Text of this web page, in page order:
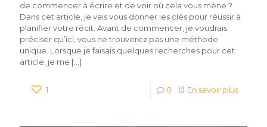
de commencer à écrire et de voir où cela vous mène ?
Dans cet article, je vais vous donner les clés pour réussir à
planifier votre récit. Avant de commencer, je voudrais
préciser qu’ici, vous ne trouverez pas une méthode
unique. Lorsque je faisais quelques recherches pour cet
article, je me […]
1 0 En savoir plus